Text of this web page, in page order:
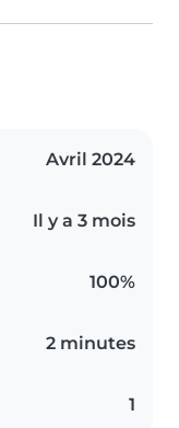
Avril 2024
Il y a 3 mois
100%
2 minutes
1